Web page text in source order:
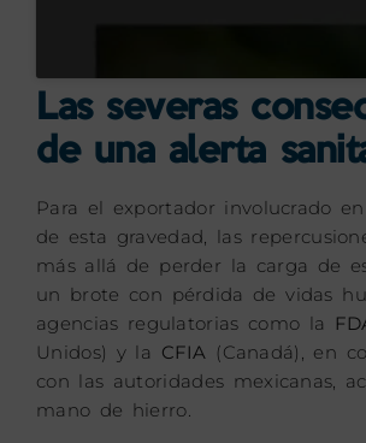
Las severas
de una alerta
Para el exportador involucrado
de esta gravedad, las
más allá de perder la carga de
un brote con pérdida de vidas
agencias regulatorias como la
Unidos) y la CFIA (Canadá), en
con las autoridades mexicanas,
mano de hierro.